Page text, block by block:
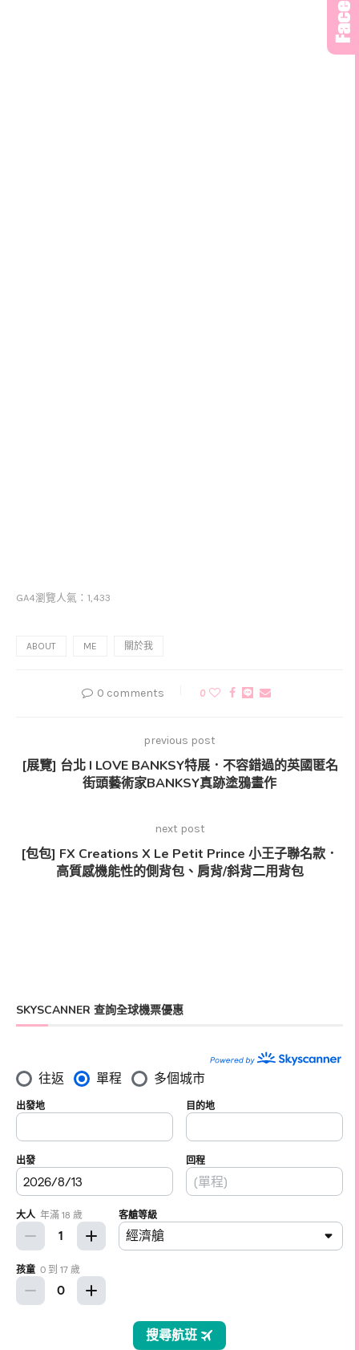
GA4瀏覽人氣：1,433
ABOUT ME 關於我
0 comments 0
previous post
[展覽] 台北 I LOVE BANKSY特展．不容錯過的英國匿名
街頭藝術家BANKSY真跡塗鴉畫作
next post
[包包] FX Creations X Le Petit Prince 小王子聯名款．
高質感機能性的側背包、肩背/斜背二用背包
SKYSCANNER 查詢全球機票優惠